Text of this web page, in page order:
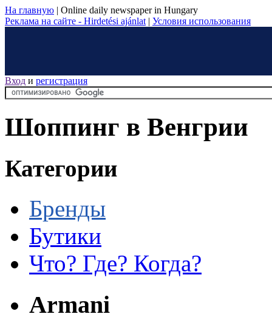
На главную | Online daily newspaper in Hungary
Реклама на сайте - Hirdetési ajánlat | Условия использования
Вход и регистрация
Шоппинг в Венгрии
Категории
Бренды
Бутики
Что? Где? Когда?
Armani